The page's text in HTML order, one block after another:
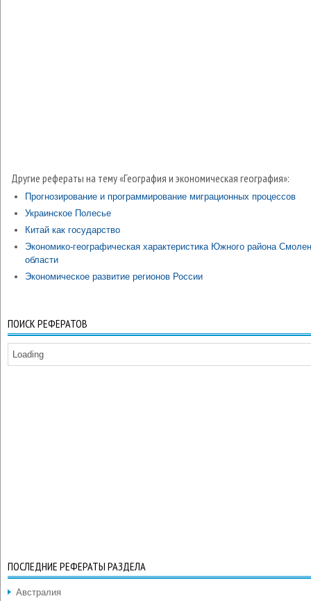
Другие рефераты на тему «География и экономическая география»:
Прогнозирование и программирование миграционных процессов
Украинское Полесье
Китай как государство
Экономико-географическая характеристика Южного района
области
Экономическое развитие регионов России
ПОИСК РЕФЕРАТОВ
Loading
ПОСЛЕДНИЕ РЕФЕРАТЫ РАЗДЕЛА
Австралия